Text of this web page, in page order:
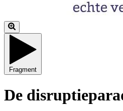
Fragment
De